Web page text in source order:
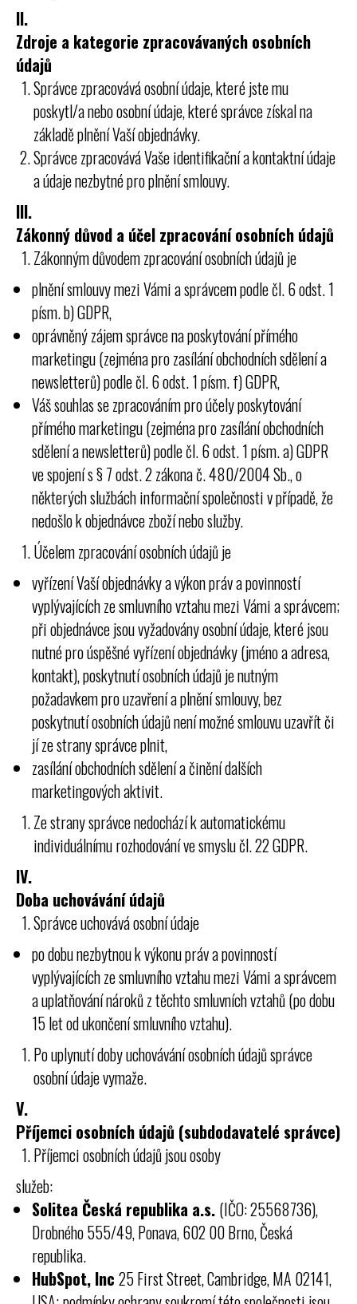
II.
Zdroje a kategorie zpracovávaných osobních
údajů
Správce zpracovává osobní údaje, které jste mu
poskytl/a nebo osobní údaje, které správce získal na
základě plnění Vaší objednávky.
Správce zpracovává Vaše identifikační a kontaktní údaje
a údaje nezbytné pro plnění smlouvy.
III.
Zákonný důvod a účel zpracování osobních údajů
Zákonným důvodem zpracování osobních údajů je
plnění smlouvy mezi Vámi a správcem podle čl. 6 odst. 1
písm. b) GDPR,
oprávněný zájem správce na poskytování přímého
marketingu (zejména pro zasílání obchodních sdělení a
newsletterů) podle čl. 6 odst. 1 písm. f) GDPR,
Váš souhlas se zpracováním pro účely poskytování
přímého marketingu (zejména pro zasílání obchodních
sdělení a newsletterů) podle čl. 6 odst. 1 písm. a) GDPR
ve spojení s § 7 odst. 2 zákona č. 480/2004 Sb., o
některých službách informační společnosti v případě, že
nedošlo k objednávce zboží nebo služby.
Účelem zpracování osobních údajů je
vyřízení Vaší objednávky a výkon práv a povinností
vyplývajících ze smluvního vztahu mezi Vámi a správcem;
při objednávce jsou vyžadovány osobní údaje, které jsou
nutné pro úspěšné vyřízení objednávky (jméno a adresa,
kontakt), poskytnutí osobních údajů je nutným
požadavkem pro uzavření a plnění smlouvy, bez
poskytnutí osobních údajů není možné smlouvu uzavřít či
jí ze strany správce plnit,
zasílání obchodních sdělení a činění dalších
marketingových aktivit.
Ze strany správce nedochází k automatickému
individuálnímu rozhodování ve smyslu čl. 22 GDPR.
IV.
Doba uchovávání údajů
Správce uchovává osobní údaje
po dobu nezbytnou k výkonu práv a povinností
vyplývajících ze smluvního vztahu mezi Vámi a správcem
a uplatňování nároků z těchto smluvních vztahů (po dobu
15 let od ukončení smluvního vztahu).
Po uplynutí doby uchovávání osobních údajů správce
osobní údaje vymaže.
V.
Příjemci osobních údajů (subdodavatelé správce)
Příjemci osobních údajů jsou osoby
služeb:
Solitea Česká republika a.s. (IČO: 25568736),
Drobného 555/49, Ponava, 602 00 Brno, Česká
republika.
HubSpot, Inc 25 First Street, Cambridge, MA 02141,